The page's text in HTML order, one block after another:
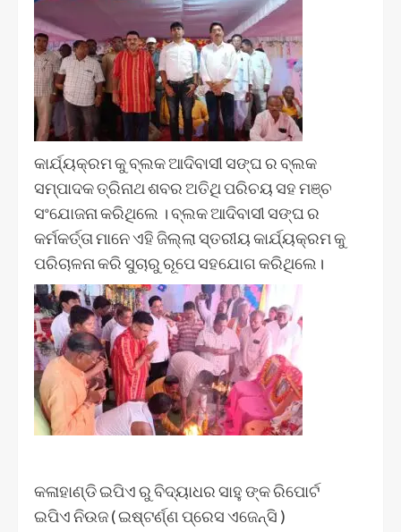
କାର୍ଯ୍ୟକ୍ରମ କୁ ବ୍ଲକ ଆଦିବାସୀ ସଙ୍ଘ ର ବ୍ଲକ
ସମ୍ପାଦକ ତ୍ରିନାଥ ଶବର ଅତିଥି ପରିଚୟ ସହ ମଞ୍ଚ
ସଂଯୋଜନା କରିଥିଲେ । ବ୍ଲକ ଆଦିବାସୀ ସଙ୍ଘ ର
କର୍ମକର୍ତ୍ତା ମାନେ ଏହି ଜିଲ୍ଲା ସ୍ତରୀୟ କାର୍ଯ୍ୟକ୍ରମ କୁ
ପରିଚାଳନା କରି ସୁଚାରୁ ରୂପେ ସହଯୋଗ କରିଥିଲେ।
କଳାହାଣ୍ଡି ଇପିଏ ରୁ ବିଦ୍ୟାଧର ସାହୁ ଙ୍କ ରିପୋର୍ଟ
ଇପିଏ ନିଉଜ ( ଇଷ୍ଟର୍ଣ୍ଣ ପ୍ରେସ ଏଜେନ୍ସି )